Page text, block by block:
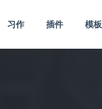
习作 插件 模板